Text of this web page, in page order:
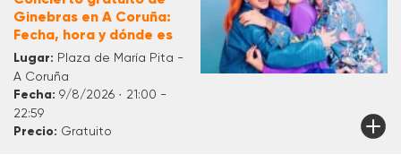
Ginebras en A Coruña:
Fecha, hora y dónde es
Lugar: Plaza de María Pita -
A Coruña
Fecha: 9/8/2026 · 21:00 -
22:59
Precio: Gratuito